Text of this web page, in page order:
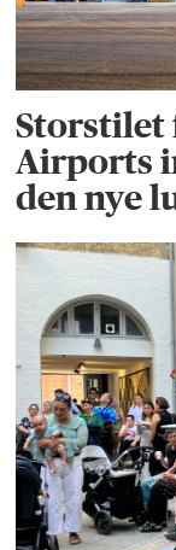
Storstilet
Airports
den nye